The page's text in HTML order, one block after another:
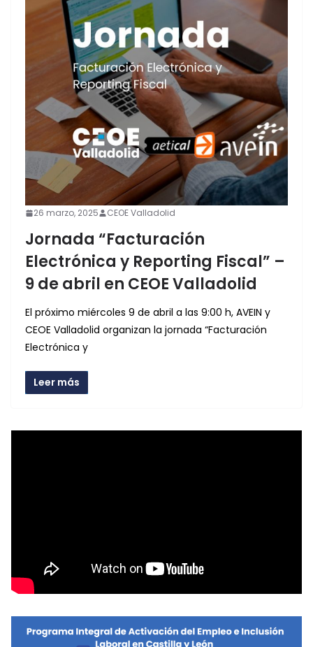
26 marzo, 2025 CEOE Valladolid
Jornada “Facturación
Electrónica y Reporting Fiscal” –
9 de abril en CEOE Valladolid
El próximo miércoles 9 de abril a las 9:00 h, AVEIN y
CEOE Valladolid organizan la jornada “Facturación
Electrónica y
Leer más